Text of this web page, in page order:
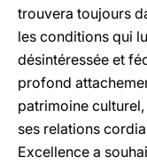
trouvera toujours
les conditions qui
désintéressée et
profond
patrimoine
ses relations
Excellence a